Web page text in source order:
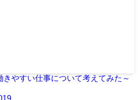
きやすい仕事について考えてみた～